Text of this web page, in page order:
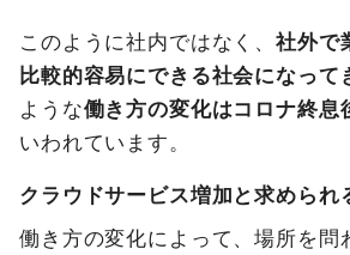
このように社内ではなく、社外で
比較的容易にできる社会になって
ような働き方の変化はコロナ終息
いわれています。
クラウドサービス増加と求められ
働き方の変化によって、場所を問